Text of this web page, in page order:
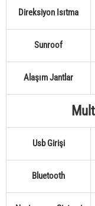
Direksiyon Isıtma
Sunroof
Alaşım Jantlar
Usb Girişi
Bluetooth